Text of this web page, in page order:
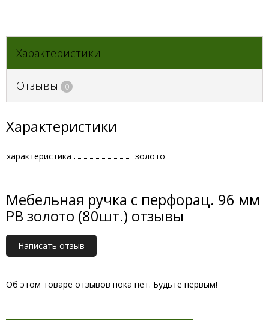
Характеристики
Отзывы 0
Характеристики
характеристика золото
Мебельная ручка с перфорац. 96 мм
РВ золото (80шт.) отзывы
Написать отзыв
Об этом товаре отзывов пока нет. Будьте первым!